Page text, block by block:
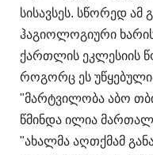
სისავსეს. სწორედ ამ
ჰაგიოლოგიური
ქართლის ეკლესიის
როგორც ეს
"მარტვილობა აბო
წმინდა ილია
"ახალმა აღთქმამ